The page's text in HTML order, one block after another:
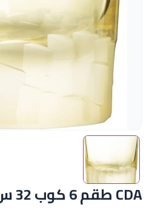
CDA طقم 6 كوب 32 س ل اصفر انتوشن